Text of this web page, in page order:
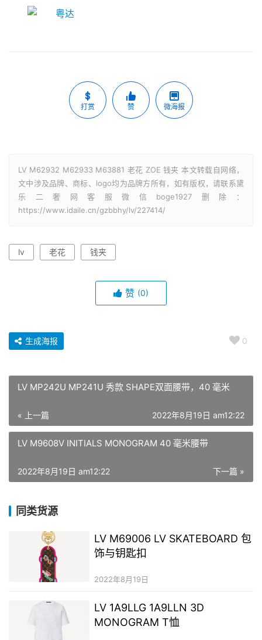
打赏 赞 微海报
LV M62932 M62933 M63881 老花 ZOE 钱夹 本文转载自网络，
文中涉及品牌、商标、logo均为品牌方所有，如有版权，请联系黛
乐二奢网客服微信boge1927删除：
https://www.idaile.cn/gzbbhy/lv/227414/
lv 老花 钱夹
赞 (0)
0
生成海报
LV MP242U MP241U 秀款 SHAPE双面腰带，40 毫米
« 上一篇 2022年8月19日 am12:22
LV M9608V INITIALS MONOGRAM 40 毫米腰带
下一篇 »
2022年8月19日 am12:22
同类货源
LV M69006 LV SKATEBOARD 包
饰与钥匙扣
2022年8月19日
LV 1A9LLG 1A9LLN 3D
MONOGRAM T恤